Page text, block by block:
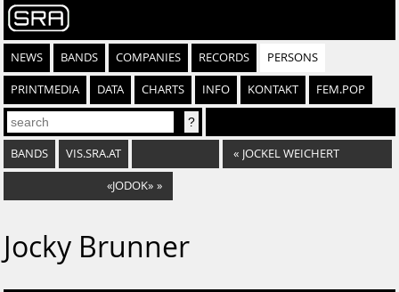
NEWS BANDS COMPANIES RECORDS PERSONS
PRINTMEDIA DATA CHARTS INFO KONTAKT FEM.POP
BANDS VIS.SRA.AT « JOCKEL WEICHERT
«JODOK» »
Jocky Brunner